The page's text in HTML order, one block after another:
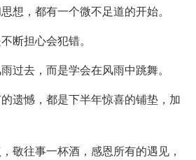
想，都有一个微不足道的开始。
断担心会犯错。
过去，而是学会在风雨中跳舞。
遗憾，都是下半年惊喜的铺垫，加
敬往事一杯酒，感恩所有的遇见，